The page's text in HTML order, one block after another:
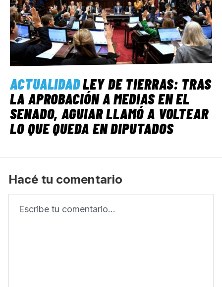
ACTUALIDADLEY DE TIERRAS: TRAS
LA APROBACIÓN A MEDIAS EN EL
SENADO, AGUIAR LLAMÓ A VOLTEAR
LO QUE QUEDA EN DIPUTADOS
Hacé tu comentario